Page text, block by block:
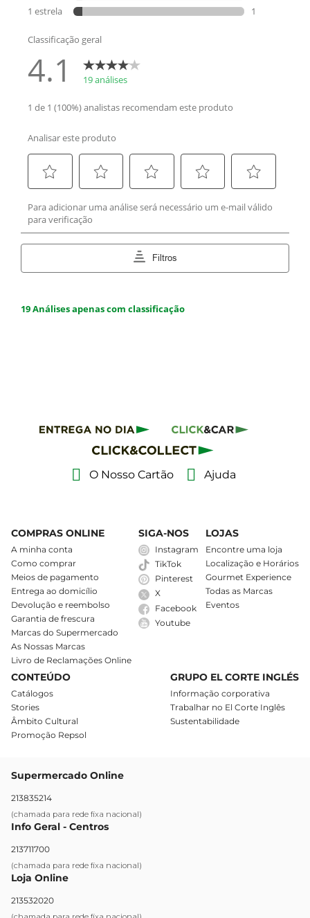
O Nosso Cartão Ajuda
COMPRAS ONLINE
A minha conta
Como comprar
Meios de pagamento
Entrega ao domicílio
Devolução e reembolso
Garantia de frescura
Marcas do Supermercado
As Nossas Marcas
Livro de Reclamações Online
SIGA-NOS
Instagram
TikTok
Pinterest
X
Facebook
Youtube
LOJAS
Encontre uma loja
Localização e Horários
Gourmet Experience
Todas as Marcas
Eventos
CONTEÚDO
Catálogos
Stories
Âmbito Cultural
Promoção Repsol
GRUPO EL CORTE INGLÉS
Informação corporativa
Trabalhar no El Corte Inglês
Sustentabilidade
Supermercado Online
213835214
(chamada para rede fixa nacional)
Info Geral - Centros
213711700
(chamada para rede fixa nacional)
Loja Online
213532020